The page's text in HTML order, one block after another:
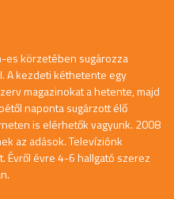
es körzetében sugározza
A kezdeti kéthetente egy
magazinokat a hetente, majd
naponta sugárzott élő
is elérhetők vagyunk. 2008
az adások. Televíziónk
Évről évre 4-6 hallgató szerez